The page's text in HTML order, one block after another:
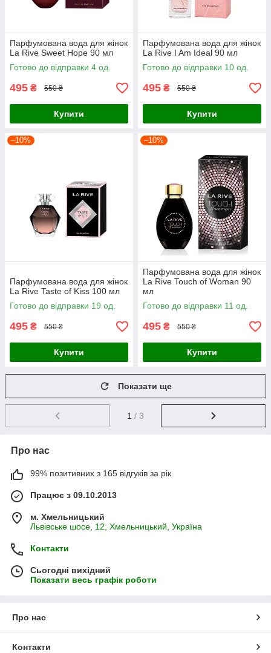
Парфумована вода для жінок
La Rive Sweet Hope 90 мл
Готово до відправки 4 од.
495 ₴ 550 ₴
Купити
Парфумована вода для жінок
La Rive I Am Ideal 90 мл
Готово до відправки 10 од.
495 ₴ 550 ₴
Купити
–10%
Парфумована вода для жінок
La Rive Taste of Kiss 100 мл
Готово до відправки 19 од.
495 ₴ 550 ₴
Купити
–10%
Парфумована вода для жінок
La Rive Touch of Woman 90
мл
Готово до відправки 11 од.
495 ₴ 550 ₴
Купити
Показати ще
1 / 3
Про нас
99% позитивних з 165 відгуків за рік
Працює з 09.10.2013
м. Хмельницький
Львівське шосе, 12, Хмельницький, Україна
Контакти
Сьогодні вихідний
Показати весь графік роботи
Про нас
Контакти